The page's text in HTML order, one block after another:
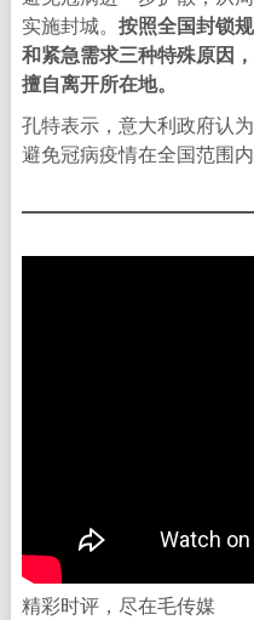
实施封城。 按照全国封锁
和紧急需求三种特殊原因
擅自离开所在地。
孔特表示，意大利政府认
避免冠病疫情在全国范围内
精彩时评，尽在毛传媒